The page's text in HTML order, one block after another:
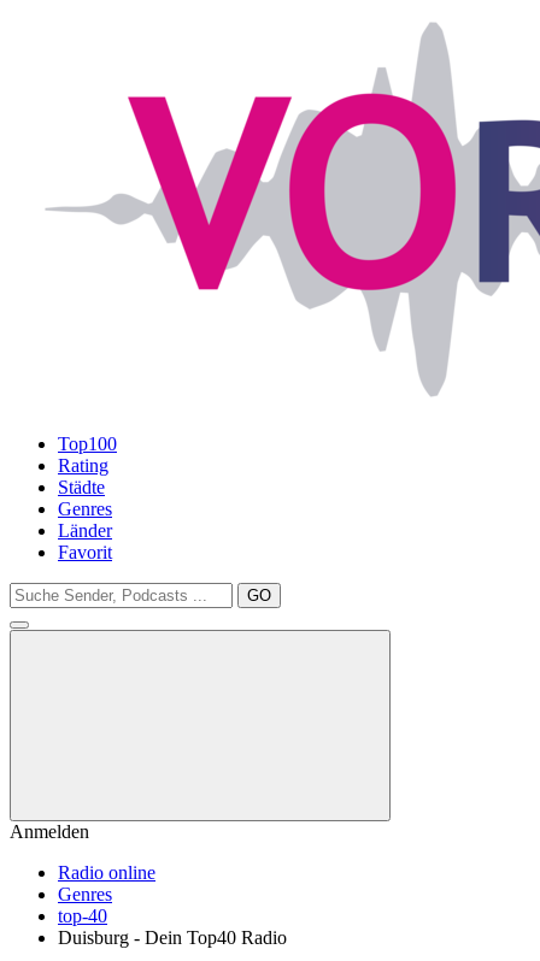
Top100
Rating
Städte
Genres
Länder
Favorit
GO
Anmelden
Radio online
Genres
top-40
Duisburg - Dein Top40 Radio